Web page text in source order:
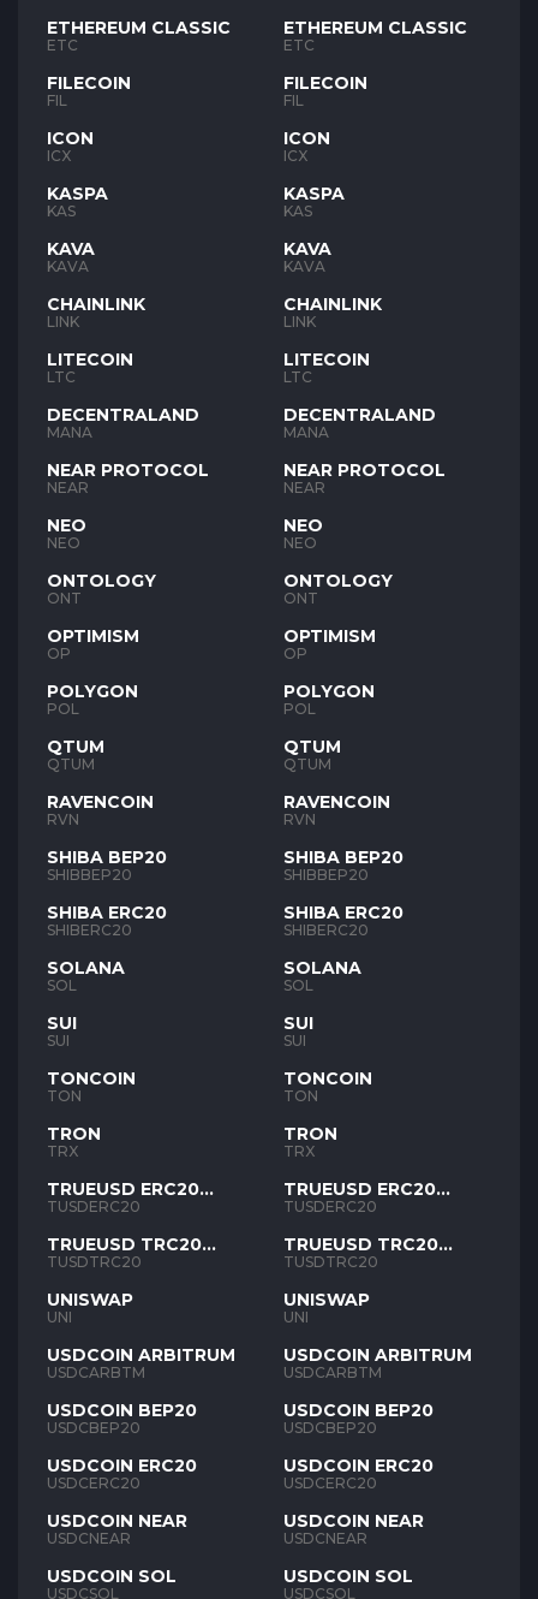
ETHEREUM CLASSIC
ETC
FILECOIN
FIL
ICON
ICX
KASPA
KAS
KAVA
KAVA
CHAINLINK
LINK
LITECOIN
LTC
DECENTRALAND
MANA
NEAR PROTOCOL
NEAR
NEO
NEO
ONTOLOGY
ONT
OPTIMISM
OP
POLYGON
POL
QTUM
QTUM
RAVENCOIN
RVN
SHIBA BEP20
SHIBBEP20
SHIBA ERC20
SHIBERC20
SOLANA
SOL
SUI
SUI
TONCOIN
TON
TRON
TRX
TRUEUSD ERC20
TUSD
TUSDERC20
TRUEUSD TRC20
TUSD
TUSDTRC20
UNISWAP
UNI
USDCOIN ARBITRUM
USDCARBTM
USDCOIN BEP20
USDCBEP20
USDCOIN ERC20
USDCERC20
USDCOIN NEAR
USDCNEAR
USDCOIN SOL
USDCSOL
ETHEREUM CLASSIC
ETC
FILECOIN
FIL
ICON
ICX
KASPA
KAS
KAVA
KAVA
CHAINLINK
LINK
LITECOIN
LTC
DECENTRALAND
MANA
NEAR PROTOCOL
NEAR
NEO
NEO
ONTOLOGY
ONT
OPTIMISM
OP
POLYGON
POL
QTUM
QTUM
RAVENCOIN
RVN
SHIBA BEP20
SHIBBEP20
SHIBA ERC20
SHIBERC20
SOLANA
SOL
SUI
SUI
TONCOIN
TON
TRON
TRX
TRUEUSD ERC20
TUSD
TUSDERC20
TRUEUSD TRC20
TUSD
TUSDTRC20
UNISWAP
UNI
USDCOIN ARBITRUM
USDCARBTM
USDCOIN BEP20
USDCBEP20
USDCOIN ERC20
USDCERC20
USDCOIN NEAR
USDCNEAR
USDCOIN SOL
USDCSOL